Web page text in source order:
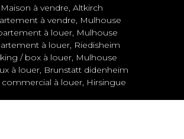
Maison à vendre, Altkirch
à vendre, Mulhouse
à louer, Mulhouse
à louer, Riedisheim
/ box à louer, Mulhouse
à louer, Brunstatt didenheim
commercial à louer, Hirsingue